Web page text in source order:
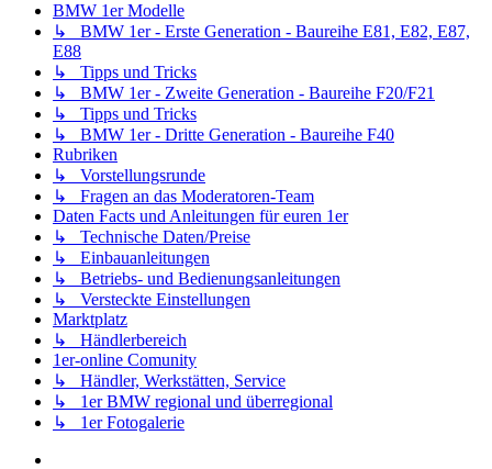
BMW 1er Modelle
↳ BMW 1er - Erste Generation - Baureihe E81, E82, E87,
E88
↳ Tipps und Tricks
↳ BMW 1er - Zweite Generation - Baureihe F20/F21
↳ Tipps und Tricks
↳ BMW 1er - Dritte Generation - Baureihe F40
Rubriken
↳ Vorstellungsrunde
↳ Fragen an das Moderatoren-Team
Daten Facts und Anleitungen für euren 1er
↳ Technische Daten/Preise
↳ Einbauanleitungen
↳ Betriebs- und Bedienungsanleitungen
↳ Versteckte Einstellungen
Marktplatz
↳ Händlerbereich
1er-online Comunity
↳ Händler, Werkstätten, Service
↳ 1er BMW regional und überregional
↳ 1er Fotogalerie